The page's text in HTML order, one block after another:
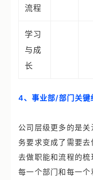
流程
学习
与成
长
4、事业部/部门关键
公司层级更多的是
务要求变成了需要
去做职能和流程的
每一个部门和每一